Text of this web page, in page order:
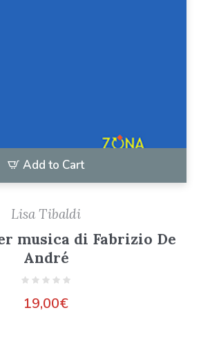
Add to Cart
Lisa Tibaldi
musica di Fabrizio De
André
19,00€